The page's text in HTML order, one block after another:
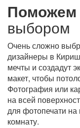
Поможем
выбором
Очень сложно
дизайнеры в
мечты и создадут
макет, чтобы
Фотография или
на всей
для фотопечати
комнату.